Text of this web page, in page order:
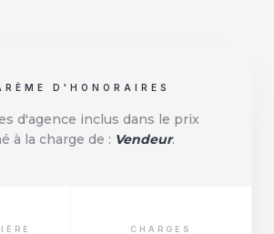
D'HONORAIRES
d'agence inclus dans le prix
à la charge de : Vendeur.
CHARGES